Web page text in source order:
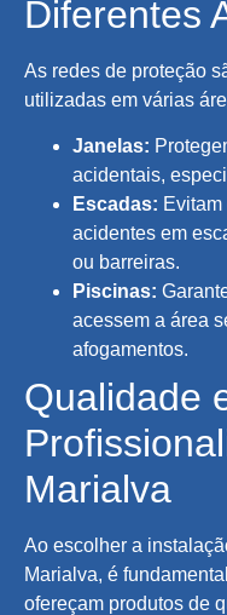
Diferentes
As redes de proteção
utilizadas em várias
Janelas:
acidentais,
Escadas:
acidentes em
ou barreiras.
Piscinas:
acessem a área
afogamentos.
Qualidade
Marialva
Ao escolher a
Marialva, é
ofereçam produtos de